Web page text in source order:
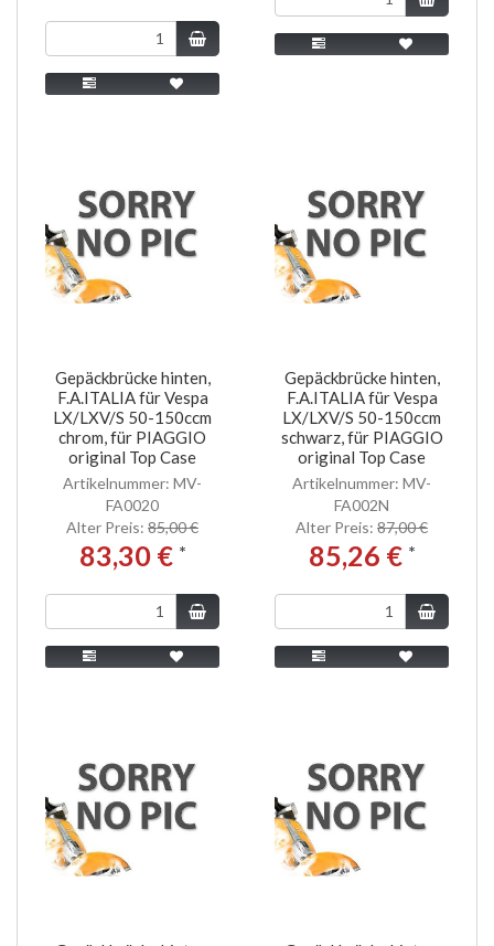
Gepäckbrücke hinten,
F.A.ITALIA für Vespa
LX/LXV/S 50-150ccm
chrom, für PIAGGIO
original Top Case
Artikelnummer: MV-
FA0020
Alter Preis: 85,00 €
83,30 € *
Gepäckbrücke hinten,
F.A.ITALIA für Vespa
LX/LXV/S 50-150ccm
schwarz, für PIAGGIO
original Top Case
Artikelnummer: MV-
FA002N
Alter Preis: 87,00 €
85,26 € *